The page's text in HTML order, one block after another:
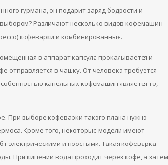
гурмана, он подарит заряд бодрости и
выбором? Различают несколько видов кофемашин
кофеварки и комбинированные.
в аппарат капсула прокалывается и
отправляется в чашку. От человека требуется
капельных кофемашин является то,
При выборе кофеварки такого плана нужно
Кроме того, некоторые модели имеют
электрическими и простыми. Такая кофеварка
При кипении вода проходит через кофе, а затем